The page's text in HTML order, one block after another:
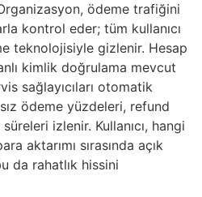
ödeme trafiğini
kontrol eder; tüm kullanıcı
teknolojisiyle gizlenir. Hesap
kimlik doğrulama mevcut
sağlayıcıları otomatik
ödeme yüzdeleri, refund
izlenir. Kullanıcı, hangi
aktarımı sırasında açık
da rahatlık hissini